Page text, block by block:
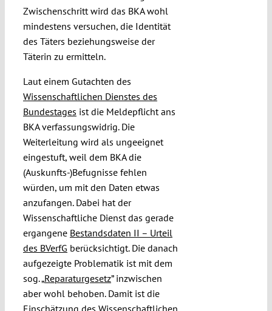
Zwischenschritt wird das BKA wohl
mindestens versuchen, die Identität
des Täters beziehungsweise der
Täterin zu ermitteln.
Laut einem Gutachten des
Wissenschaftlichen Dienstes des
Bundestages ist die Meldepflicht ans
BKA verfassungswidrig. Die
Weiterleitung wird als ungeeignet
eingestuft, weil dem BKA die
(Auskunfts-)Befugnisse fehlen
würden, um mit den Daten etwas
anzufangen. Dabei hat der
Wissenschaftliche Dienst das gerade
ergangene Bestandsdaten II – Urteil
des BVerfG berücksichtigt. Die danach
aufgezeigte Problematik ist mit dem
sog. „Reparaturgesetz” inzwischen
aber wohl behoben. Damit ist die